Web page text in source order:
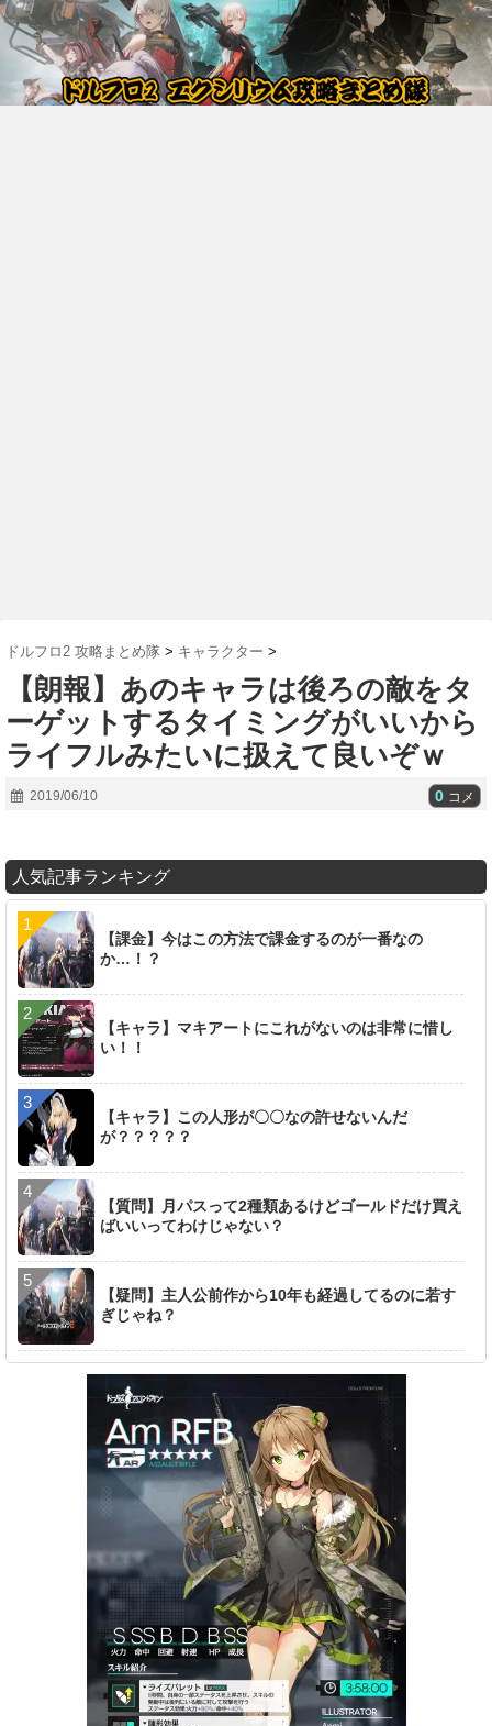
ドルフロ2 攻略まとめ隊 > キャラクター >
【朗報】あのキャラは後ろの敵をタ
ーゲットするタイミングがいいから
ライフルみたいに扱えて良いぞｗ
2019/06/10 0 コメ
人気記事ランキング
【課金】今はこの方法で課金するのが一番なの
か…！？
【キャラ】マキアートにこれがないのは非常に惜し
い！！
【キャラ】この人形が〇〇なの許せないんだ
が？？？？？
【質問】月パスって2種類あるけどゴールドだけ買え
ばいいってわけじゃない？
【疑問】主人公前作から10年も経過してるのに若す
ぎじゃね？